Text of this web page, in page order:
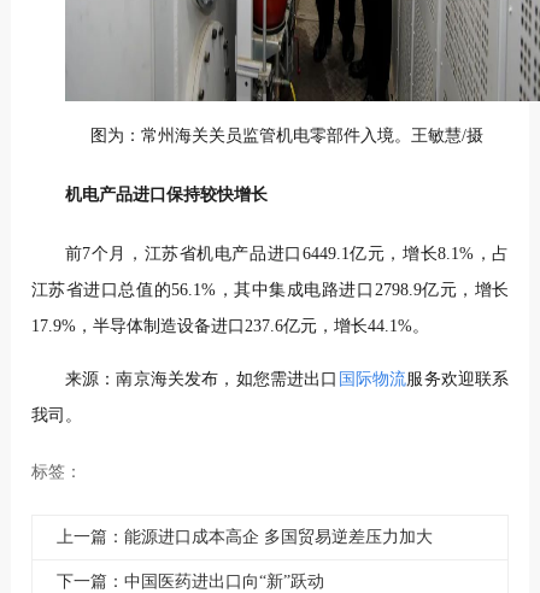
图为：常州海关关员监管机电零部件入境。王敏慧/摄
机电产品进口保持较快增长
前7个月，江苏省机电产品进口6449.1亿元，增长8.1%，占
江苏省进口总值的56.1%，其中集成电路进口2798.9亿元，增长
17.9%，半导体制造设备进口237.6亿元，增长44.1%。
来源：南京海关发布，如您需进出口 国际物流服务欢迎联系
我司。
标签：
上一篇：能源进口成本高企 多国贸易逆差压力加大
下一篇：中国医药进出口向“新”跃动